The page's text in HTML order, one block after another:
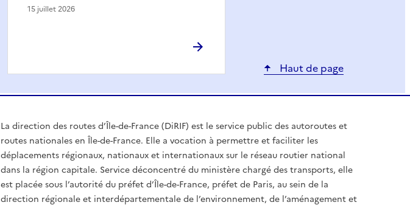
15 juillet 2026
Haut de page
La direction des routes d’Île-de-France (DiRIF) est le service public des autoroutes et
routes nationales en Île-de-France. Elle a vocation à permettre et faciliter les
déplacements régionaux, nationaux et internationaux sur le réseau routier national
dans la région capitale. Service déconcentré du ministère chargé des transports, elle
est placée sous l’autorité du préfet d’Île-de-France, préfet de Paris, au sein de la
direction régionale et interdépartementale de l’environnement, de l’aménagement et